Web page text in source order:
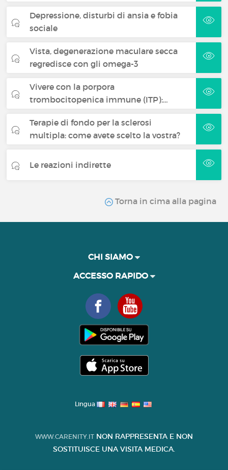
Depressione, disturbi di ansia e fobia
sociale
Vista, degenerazione maculare secca
regredisce con gli omega-3
Vivere con la porpora
trombocitopenica immune (ITP):…
Terapie di fondo per la sclerosi
multipla: come avete scelto la vostra?
Le reazioni indirette
Torna in cima alla pagina
CHI SIAMO
ACCESSO RAPIDO
Lingua
WWW.CARENITY.IT NON RAPPRESENTA E NON
SOSTITUISCE UNA VISITA MEDICA.